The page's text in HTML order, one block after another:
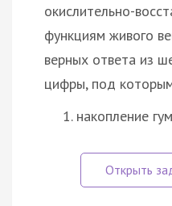
окислительно-
функциям живого
верных ответа из
цифры, под
накопление